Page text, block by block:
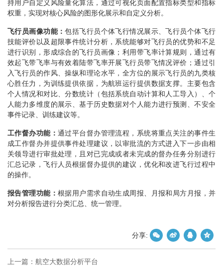
持用户自定义风险量化算法，通过可视化页面配置指标类型和指标
权重，实现对核心风险的图形化展示和自定义分析。
飞行员画像功能：包括飞行员个体飞行情况展示、飞行员个体飞行
技能评价以及超限事件统计分析，系统能够对飞行员的优势和不足
进行识别，形成综合的飞行员画像；利用带飞率计算规则，通过有
效起飞带飞率与有效着陆带飞率开展飞行员带飞情况评价；通过引
入飞行员的作风、操纵和理论水平，全方位的展示飞行员的九类核
心胜任力，为训练提供依据，为航班运行提供数据支撑。主要包含
个人情况和对比、分数统计（包括系统自动计算和人工导入）、个
人能力多维度的展示、基于历史数据对个人能力进行预测、不安全
事件记录、训练建议等。
工作督办功能： 通过平台督办管理流程，系统将重点关注的事件生
成工作督办并提供事件处理建议，以审批流的方式进入下一步由相
关领导进行审批处理，且对已完成或者未完成的督办任务分别进行
汇总记录，飞行人员根据督办提供的建议，优化和改进飞行过程中
的操作。
报告管理功能： 根据用户需求自动生成周报、月报和局方月报，并
对分析报告进行分类汇总、统一管理。
分享:
上一篇： 航空大数据分析平台